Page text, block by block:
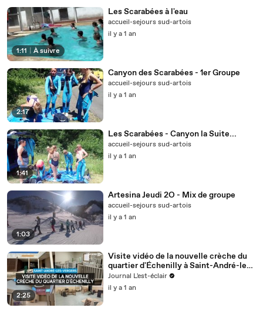
02:52
Ouais !
02:54
Cabriel !
03:12
La bouffe !
03:15
La bouffe, Angèle !
03:24
Sous-titrage Société Radio-Canada
1:11 À suivre
Les Scarabées à l'eau
accueil-sejours sud-artois
il y a 1 an
2:17
Canyon des Scarabées - 1er Groupe
accueil-sejours sud-artois
il y a 1 an
1:41
Les Scarabées - Canyon la Suite...
accueil-sejours sud-artois
il y a 1 an
1:03
Artesina Jeudi 2O - Mix de groupe
accueil-sejours sud-artois
il y a 1 an
2:25
Visite vidéo de la nouvelle crèche du
quartier d'Échenilly à Saint-André-les-
Vergers
Journal L'est-éclair
il y a 1 an